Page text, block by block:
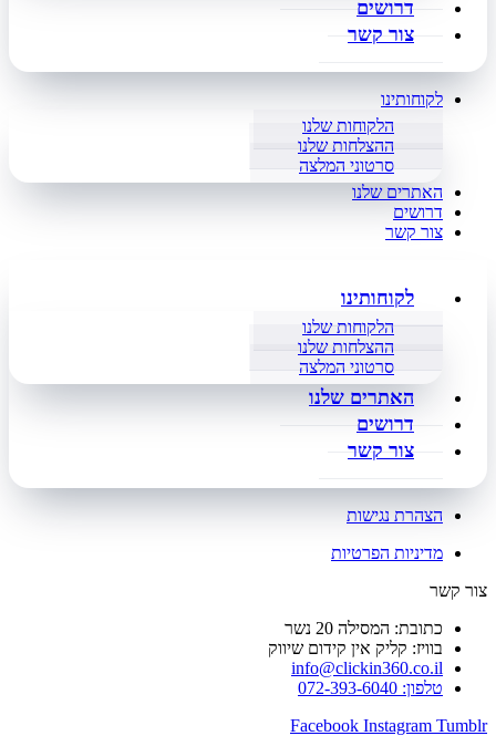
דרושים
צור קשר
לקוחותינו
הלקוחות שלנו
ההצלחות שלנו
סרטוני המלצה
האתרים שלנו
דרושים
צור קשר
לקוחותינו
הלקוחות שלנו
ההצלחות שלנו
סרטוני המלצה
האתרים שלנו
דרושים
צור קשר
הצהרת נגישות
מדיניות הפרטיות
צור קשר
כתובת: המסילה 20 נשר
בוויז: קליק אין קידום שיווק
info@clickin360.co.il
טלפון: 072-393-6040
Facebook Instagram Tumblr